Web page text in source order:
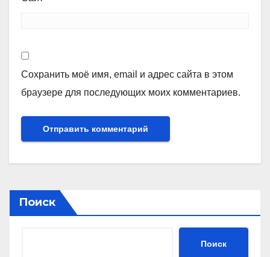
Сохранить моё имя, email и адрес сайта в этом
браузере для последующих моих комментариев.
Поиск
Поиск